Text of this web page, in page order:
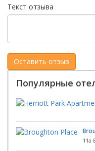
Текст отзыва
Популярные
11a